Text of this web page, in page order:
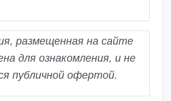
размещенная на сайте
для ознакомления, и не
публичной офертой.